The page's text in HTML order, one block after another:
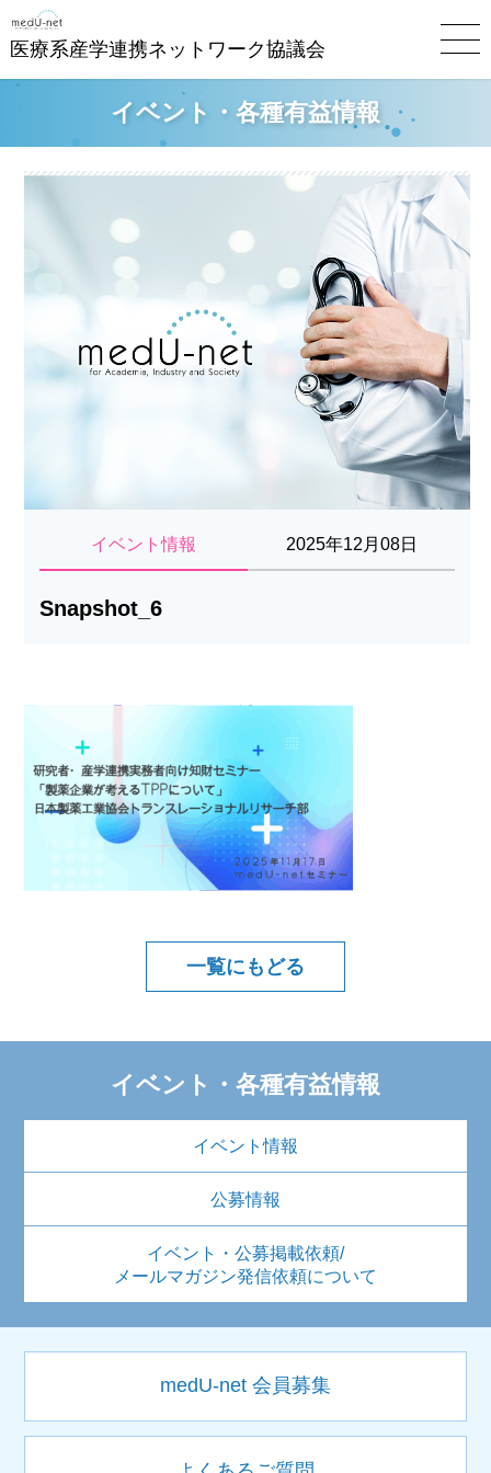
医療系産学連携ネットワーク協議会
イベント・各種有益情報
イベント情報 2025年12月08日
Snapshot_6
一覧にもどる
イベント・各種有益情報
イベント情報
公募情報
イベント・公募掲載依頼/
メールマガジン発信依頼について
medU-net 会員募集